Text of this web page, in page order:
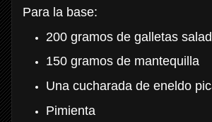
Para la base:
200 gramos de galletas
150 gramos de mantequilla
Una cucharada de eneldo
Pimienta